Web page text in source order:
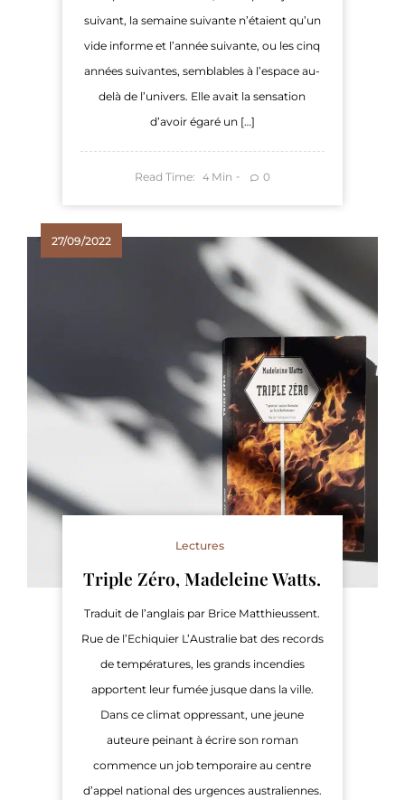
suivant, la semaine suivante n’étaient qu’un
vide informe et l’année suivante, ou les cinq
années suivantes, semblables à l’espace au-
delà de l’univers. Elle avait la sensation
d’avoir égaré un […]
Read Time: 4 Min 0
27/09/2022
Lectures
Triple Zéro, Madeleine Watts.
Traduit de l’anglais par Brice Matthieussent.
Rue de l’Echiquier L’Australie bat des records
de températures, les grands incendies
apportent leur fumée jusque dans la ville.
Dans ce climat oppressant, une jeune
auteure peinant à écrire son roman
commence un job temporaire au centre
d’appel national des urgences australiennes.